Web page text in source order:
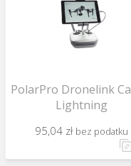
PolarPro Dronelink
Lightning
95,04 zł bez podatku